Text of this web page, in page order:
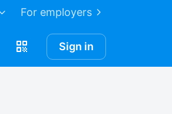
For employers
Sign in